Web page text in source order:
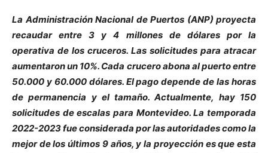
La Administración Nacional de Puertos (ANP) proyecta
recaudar entre 3 y 4 millones de dólares por la
operativa de los cruceros. Las solicitudes para atracar
aumentaron un 10%. Cada crucero abona al puerto entre
50.000 y 60.000 dólares. El pago depende de las horas
de permanencia y el tamaño. Actualmente, hay 150
solicitudes de escalas para Montevideo. La temporada
2022-2023 fue considerada por las autoridades como la
mejor de los últimos 9 años, y la proyección es que esta